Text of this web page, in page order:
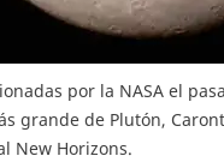
por la NASA el
grande de Plutón,
New Horizons.